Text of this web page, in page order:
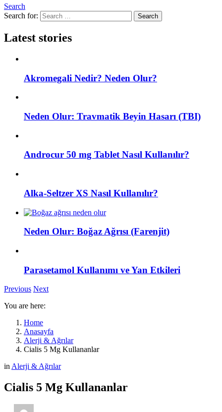
Search
Search for:
Search
Latest stories
Akromegali Nedir? Neden Olur?
Neden Olur: Travmatik Beyin Hasarı (TBI)
Androcur 50 mg Tablet Nasıl Kullanılır?
Alka-Seltzer XS Nasıl Kullanılır?
Neden Olur: Boğaz Ağrısı (Farenjit)
Parasetamol Kullanımı ve Yan Etkileri
Previous Next
You are here:
Home
Anasayfa
Alerji & Ağrılar
Cialis 5 Mg Kullananlar
inAlerji & Ağrılar
Cialis 5 Mg Kullananlar